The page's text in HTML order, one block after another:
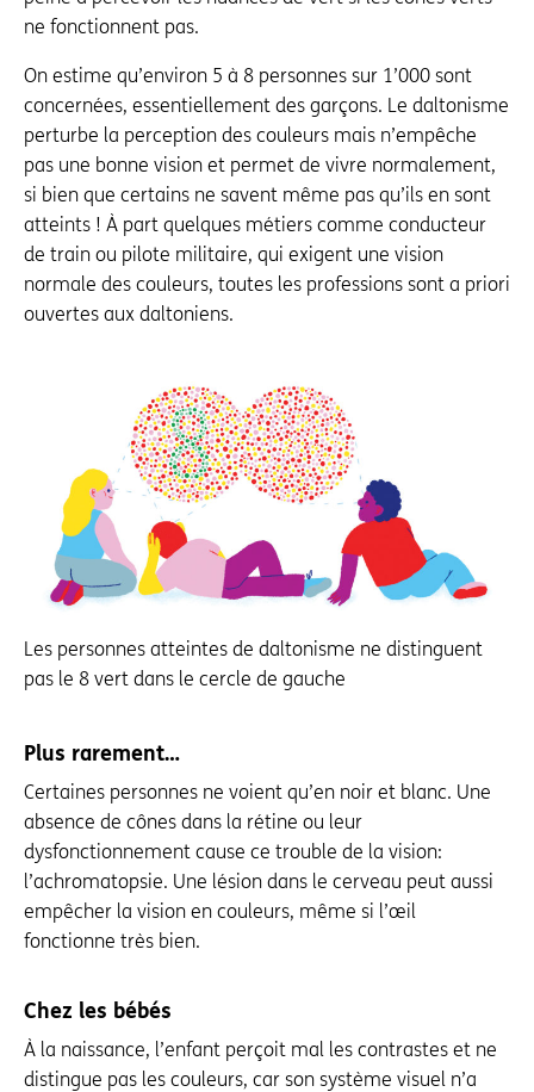
ne fonctionnent pas.
On estime qu’environ 5 à 8 personnes sur 1’000 sont
concernées, essentiellement des garçons. Le daltonisme
perturbe la perception des couleurs mais n’empêche
pas une bonne vision et permet de vivre normalement,
si bien que certains ne savent même pas qu’ils en sont
atteints ! À part quelques métiers comme conducteur
de train ou pilote militaire, qui exigent une vision
normale des couleurs, toutes les professions sont a priori
ouvertes aux daltoniens.
Les personnes atteintes de daltonisme ne distinguent
pas le 8 vert dans le cercle de gauche
Plus rarement…
Certaines personnes ne voient qu’en noir et blanc. Une
absence de cônes dans la rétine ou leur
dysfonctionnement cause ce trouble de la vision:
l’achromatopsie. Une lésion dans le cerveau peut aussi
empêcher la vision en couleurs, même si l’œil
fonctionne très bien.
Chez les bébés
À la naissance, l’enfant perçoit mal les contrastes et ne
distingue pas les couleurs, car son système visuel n’a